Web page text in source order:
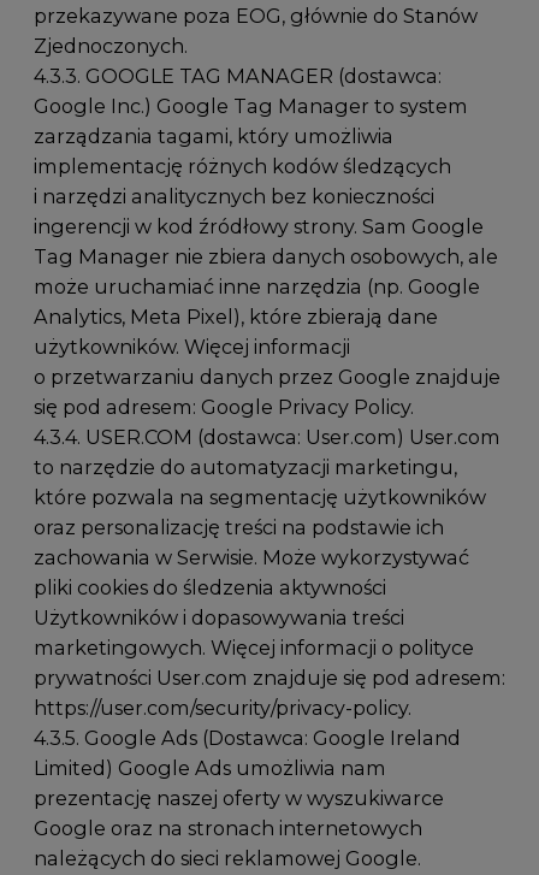
przekazywane poza EOG, głównie do Stanów
Zjednoczonych.
4.3.3. GOOGLE TAG MANAGER (dostawca:
Google Inc.) Google Tag Manager to system
zarządzania tagami, który umożliwia
implementację różnych kodów śledzących
i narzędzi analitycznych bez konieczności
ingerencji w kod źródłowy strony. Sam Google
Tag Manager nie zbiera danych osobowych, ale
może uruchamiać inne narzędzia (np. Google
Analytics, Meta Pixel), które zbierają dane
użytkowników. Więcej informacji
o przetwarzaniu danych przez Google znajduje
się pod adresem: Google Privacy Policy.
4.3.4. USER.COM (dostawca: User.com) User.com
to narzędzie do automatyzacji marketingu,
które pozwala na segmentację użytkowników
oraz personalizację treści na podstawie ich
zachowania w Serwisie. Może wykorzystywać
pliki cookies do śledzenia aktywności
Użytkowników i dopasowywania treści
marketingowych. Więcej informacji o polityce
prywatności User.com znajduje się pod adresem:
https://user.com/security/privacy-policy.
4.3.5. Google Ads (Dostawca: Google Ireland
Limited) Google Ads umożliwia nam
prezentację naszej oferty w wyszukiwarce
Google oraz na stronach internetowych
należących do sieci reklamowej Google.